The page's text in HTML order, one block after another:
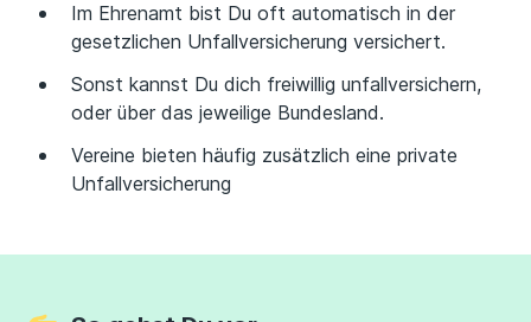
Im Ehrenamt bist Du oft automatisch in der
gesetzlichen Unfallversicherung versichert.
Sonst kannst Du dich freiwillig unfallversichern,
oder über das jeweilige Bundesland.
Vereine bieten häufig zusätzlich eine private
Unfallversicherung